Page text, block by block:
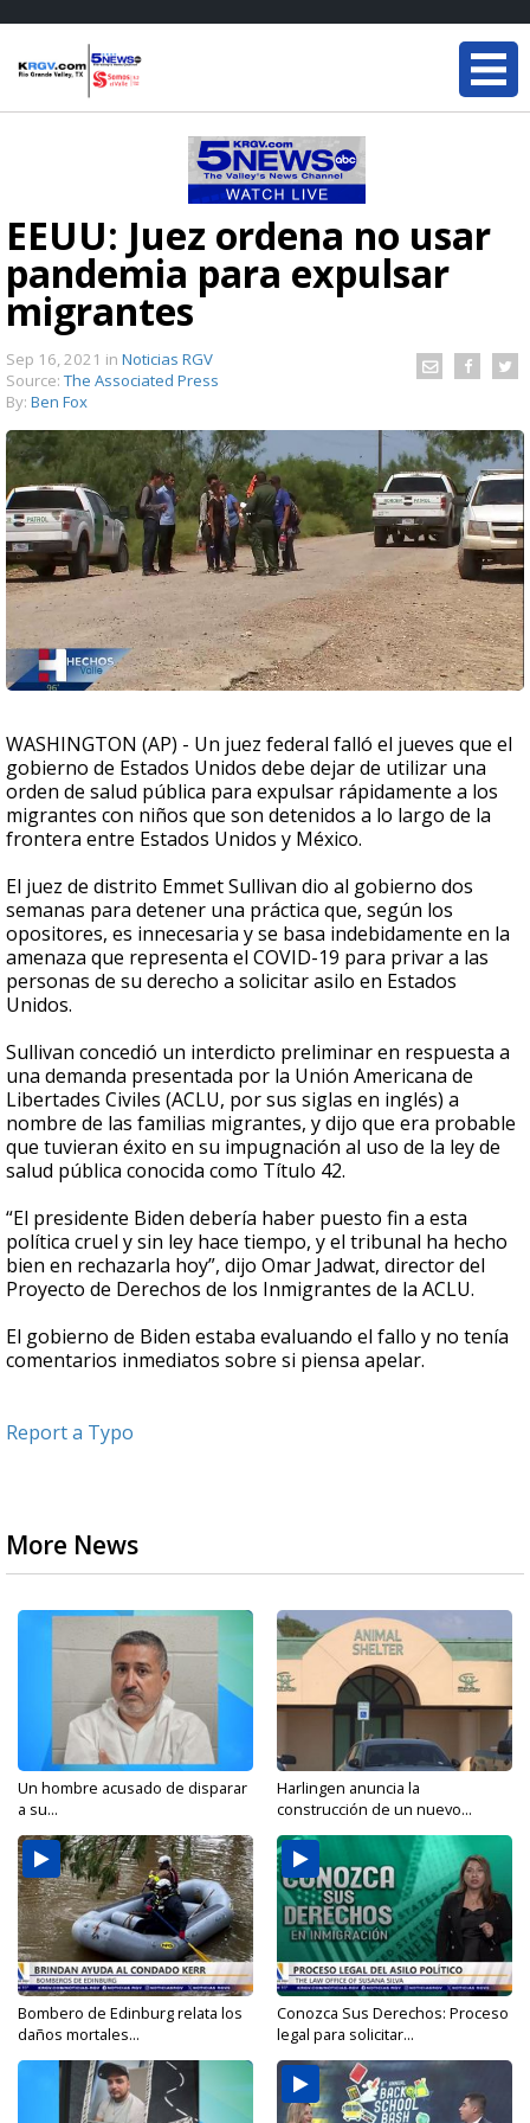
EEUU: Juez ordena no usar
pandemia para expulsar
migrantes
Sep 16, 2021 in Noticias RGV
Source: The Associated Press
By: Ben Fox
WASHINGTON (AP) - Un juez federal falló el jueves que el
gobierno de Estados Unidos debe dejar de utilizar una
orden de salud pública para expulsar rápidamente a los
migrantes con niños que son detenidos a lo largo de la
frontera entre Estados Unidos y México.
El juez de distrito Emmet Sullivan dio al gobierno dos
semanas para detener una práctica que, según los
opositores, es innecesaria y se basa indebidamente en la
amenaza que representa el COVID-19 para privar a las
personas de su derecho a solicitar asilo en Estados
Unidos.
Sullivan concedió un interdicto preliminar en respuesta a
una demanda presentada por la Unión Americana de
Libertades Civiles (ACLU, por sus siglas en inglés) a
nombre de las familias migrantes, y dijo que era probable
que tuvieran éxito en su impugnación al uso de la ley de
salud pública conocida como Título 42.
“El presidente Biden debería haber puesto fin a esta
política cruel y sin ley hace tiempo, y el tribunal ha hecho
bien en rechazarla hoy”, dijo Omar Jadwat, director del
Proyecto de Derechos de los Inmigrantes de la ACLU.
El gobierno de Biden estaba evaluando el fallo y no tenía
comentarios inmediatos sobre si piensa apelar.
Report a Typo
More News
Un hombre acusado de disparar
a su...
Harlingen anuncia la
construcción de un nuevo...
Bombero de Edinburg relata los
daños mortales...
Conozca Sus Derechos: Proceso
legal para solicitar...